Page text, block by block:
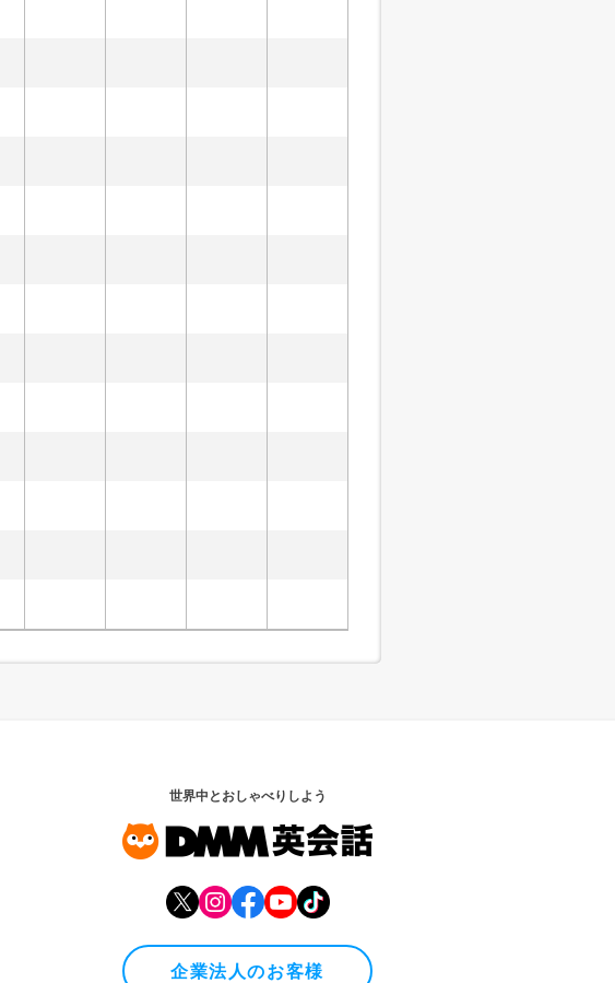
世界中とおしゃべりしよう
企業法人のお客様